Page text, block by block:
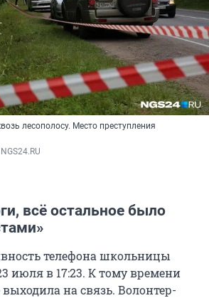
лесополосу. Место преступления
всё остальное было
телефона школьницы
июля в 17:23. К тому времени
на связь. Волонтер-